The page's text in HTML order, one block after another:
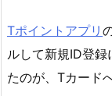
Tポイントアプリ
ルして新規ID登
たのが、Tカード